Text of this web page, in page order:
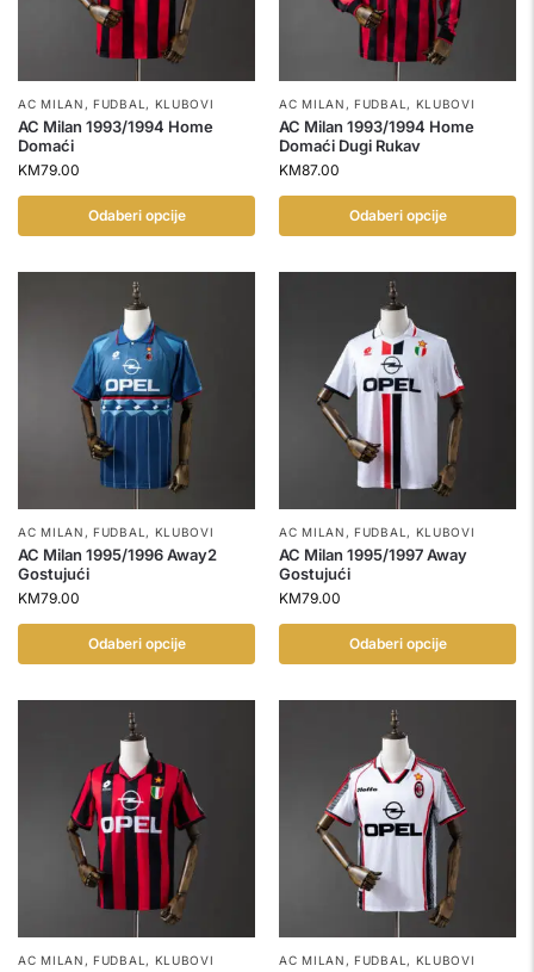
AC MILAN ,FUDBAL , KLUBOVI
AC Milan 1993/1994 Home
Domaći
KM79.00
Odaberi opcije
AC MILAN ,FUDBAL , KLUBOVI
AC Milan 1993/1994 Home
Domaći Dugi Rukav
KM87.00
Odaberi opcije
AC MILAN ,FUDBAL , KLUBOVI
AC Milan 1995/1996 Away2
Gostujući
KM79.00
Odaberi opcije
AC MILAN ,FUDBAL , KLUBOVI
AC Milan 1995/1997 Away
Gostujući
KM79.00
Odaberi opcije
AC MILAN ,FUDBAL , KLUBOVI AC MILAN ,FUDBAL , KLUBOVI